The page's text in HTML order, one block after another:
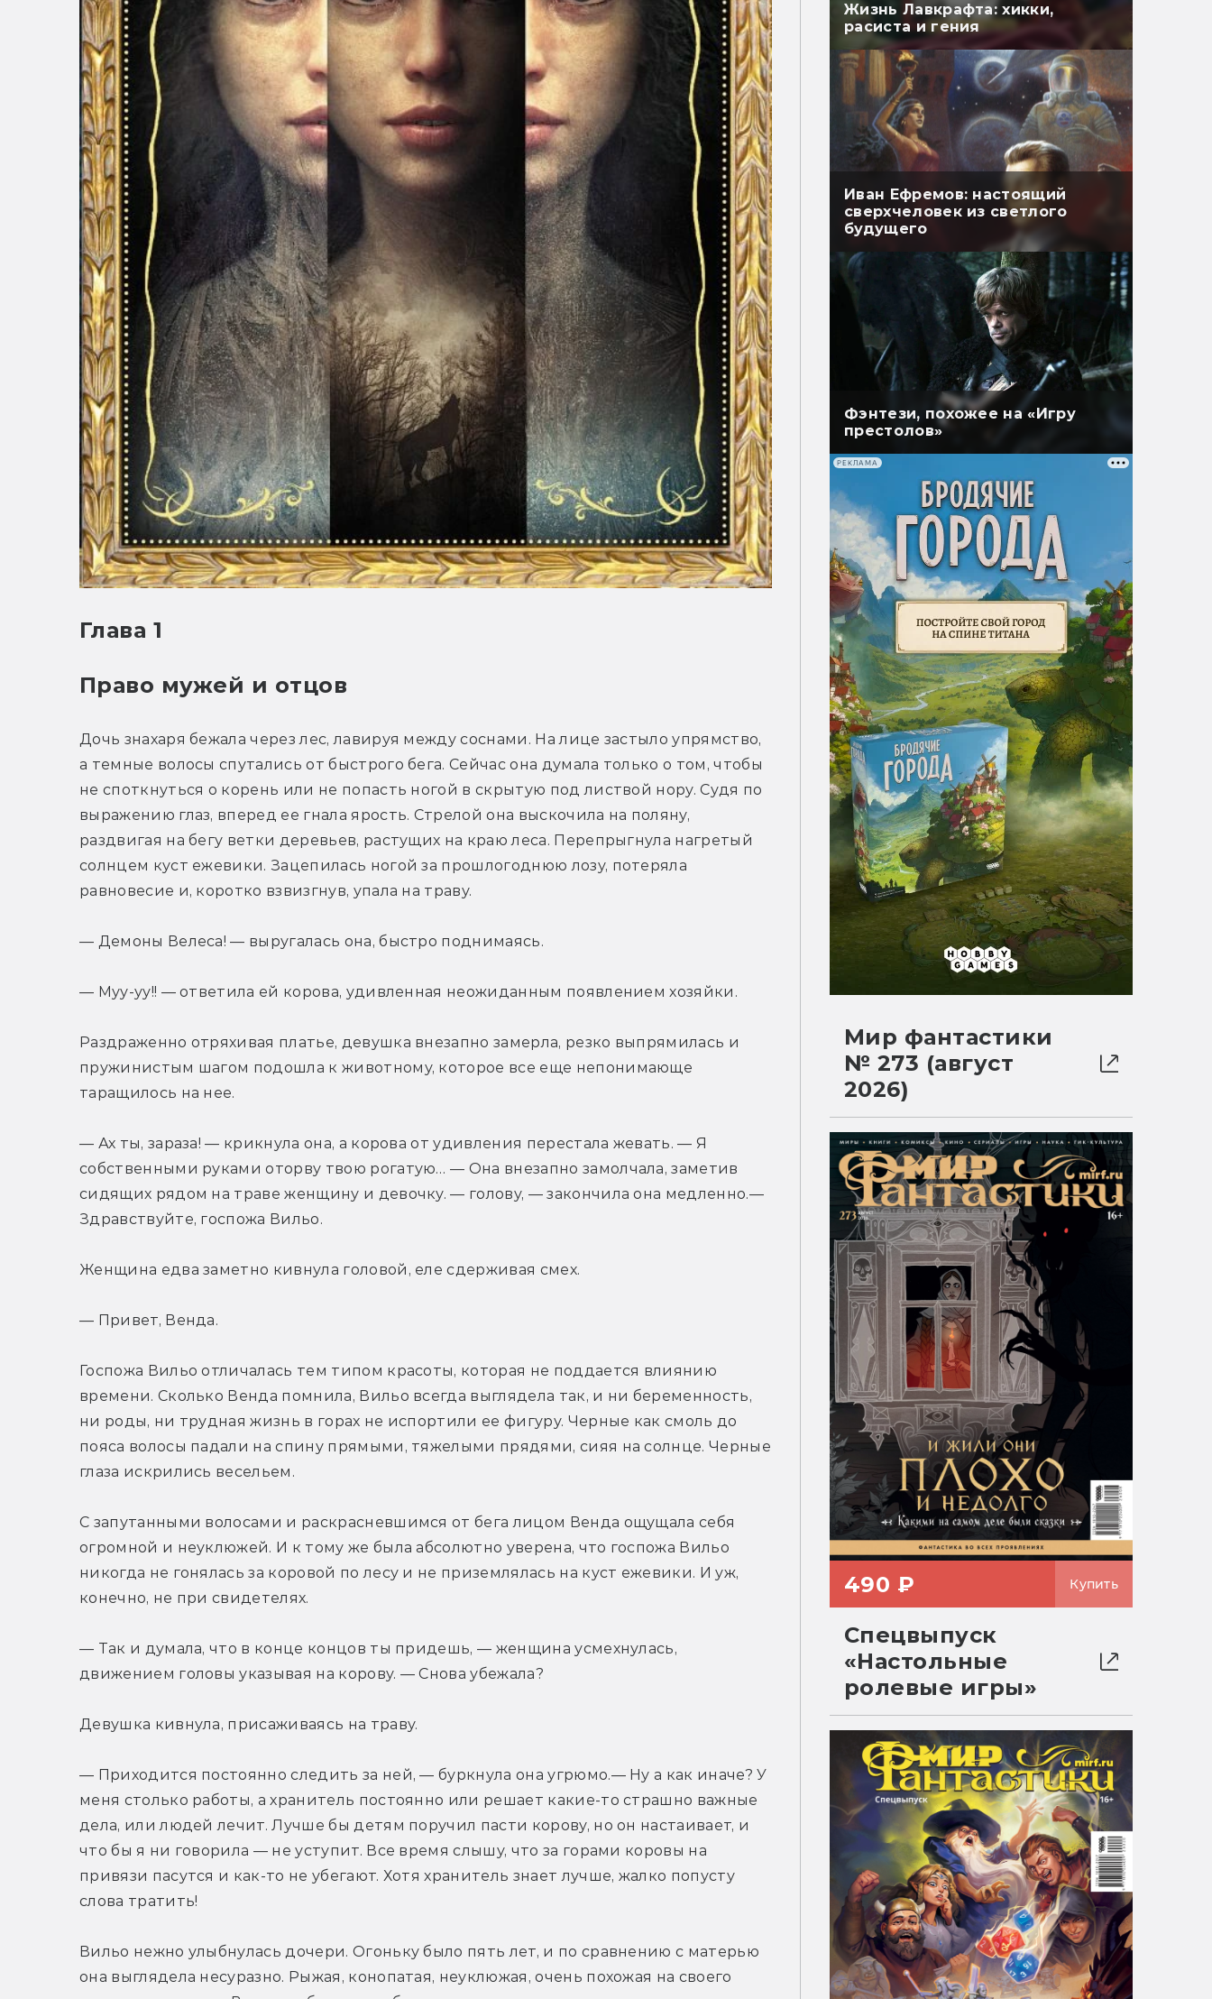
Глава 1
Право мужей и отцов
Дочь знахаря бежала через лес, лавируя между соснами. На лице застыло упрямство,
а темные волосы спутались от быстрого бега. Сейчас она думала только о том, чтобы
не споткнуться о корень или не попасть ногой в скрытую под листвой нору. Судя по
выражению глаз, вперед ее гнала ярость. Стрелой она выскочила на поляну,
раздвигая на бегу ветки деревьев, растущих на краю леса. Перепрыгнула нагретый
солнцем куст ежевики. Зацепилась ногой за прошлогоднюю лозу, потеряла
равновесие и, коротко взвизгнув, упала на траву.
— Демоны Велеса! — выругалась она, быстро поднимаясь.
— Муу-уу!! — ответила ей корова, удивленная неожиданным появлением хозяйки.
Раздраженно отряхивая платье, девушка внезапно замерла, резко выпрямилась и
пружинистым шагом подошла к животному, которое все еще непонимающе
таращилось на нее.
— Ах ты, зараза! — крикнула она, а корова от удивления перестала жевать. — Я
собственными руками оторву твою рогатую… — Она внезапно замолчала, заметив
сидящих рядом на траве женщину и девочку. — голову, — закончила она медленно.—
Здравствуйте, госпожа Вильо.
Женщина едва заметно кивнула головой, еле сдерживая смех.
— Привет, Венда.
Госпожа Вильо отличалась тем типом красоты, которая не поддается влиянию
времени. Сколько Венда помнила, Вильо всегда выглядела так, и ни беременность,
ни роды, ни трудная жизнь в горах не испортили ее фигуру. Черные как смоль до
пояса волосы падали на спину прямыми, тяжелыми прядями, сияя на солнце. Черные
глаза искрились весельем.
С запутанными волосами и раскрасневшимся от бега лицом Венда ощущала себя
огромной и неуклюжей. И к тому же была абсолютно уверена, что госпожа Вильо
никогда не гонялась за коровой по лесу и не приземлялась на куст ежевики. И уж,
конечно, не при свидетелях.
— Так и думала, что в конце концов ты придешь, — женщина усмехнулась,
движением головы указывая на корову. — Снова убежала?
Девушка кивнула, присаживаясь на траву.
— Приходится постоянно следить за ней, — буркнула она угрюмо.— Ну а как иначе? У
меня столько работы, а хранитель постоянно или решает какие-то страшно важные
дела, или людей лечит. Лучше бы детям поручил пасти корову, но он настаивает, и
что бы я ни говорила — не уступит. Все время слышу, что за горами коровы на
привязи пасутся и как-то не убегают. Хотя хранитель знает лучше, жалко попусту
слова тратить!
Вильо нежно улыбнулась дочери. Огоньку было пять лет, и по сравнению с матерью
она выглядела несуразно. Рыжая, конопатая, неуклюжая, очень похожая на своего
Жизнь Лавкрафта: хикки,
расиста и гения
Иван Ефремов: настоящий
сверхчеловек из светлого
будущего
Фэнтези, похожее на «Игру
престолов»
РЕКЛАМА
Мир фантастики
№ 273 (август
2026)
490 ₽ Купить
Спецвыпуск
«Настольные
ролевые игры»